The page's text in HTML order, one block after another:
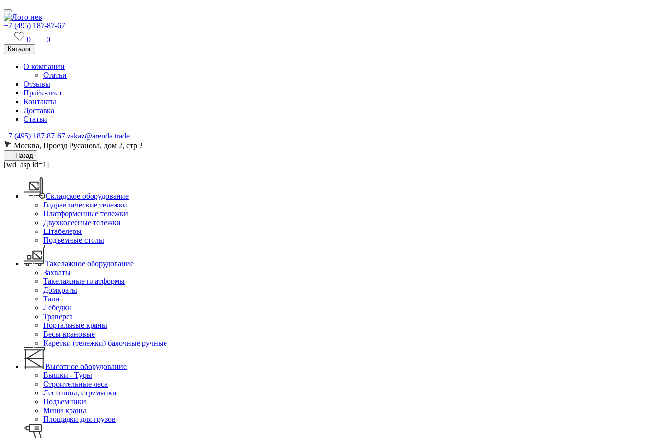
+7 (495) 187-87-67
0
0
Каталог
О компании
Статьи
Отзывы
Прайс-лист
Контакты
Доставка
Статьи
+7 (495) 187-87-67 zakaz@arenda.trade
Москва, Проезд Русанова, дом 2, стр 2
Назад
[wd_asp id=1]
Складское оборудование
Гидравлические тележки
Платформенные тележки
Двухколесные тележки
Штабелеры
Подъемные столы
Такелажное оборудование
Захваты
Такелажные платформы
Домкраты
Тали
Лебедки
Траверса
Портальные краны
Весы крановые
Каретки (тележки) балочные ручные
Высотное оборудование
Вышки - Туры
Строительные леса
Лестницы, стремянки
Подъемники
Мини краны
Площадки для грузов